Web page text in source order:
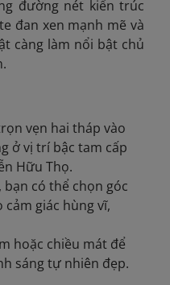
đường nét kiến trúc
đan xen mạnh mẽ và
càng làm nổi bật chủ
vẹn hai tháp vào
ở vị trí bậc tam cấp
Hữu Thọ.
có thể chọn góc
giác hùng vĩ,
hoặc chiều mát để
sáng tự nhiên đẹp.